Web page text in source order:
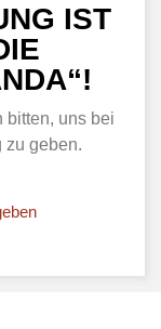
IST
bitten, uns bei
zu geben.